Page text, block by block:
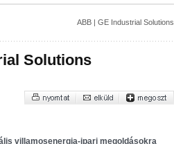
ABB | GE Industrial Solutions
Solutions
villamosenergia-ipari megoldásokra